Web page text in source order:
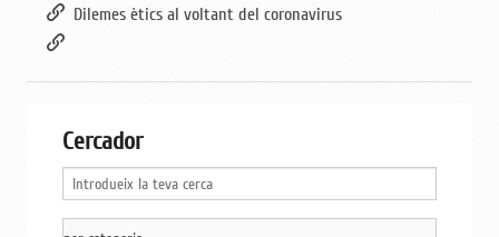
Dilemes ètics al voltant del coronavirus
Cercador